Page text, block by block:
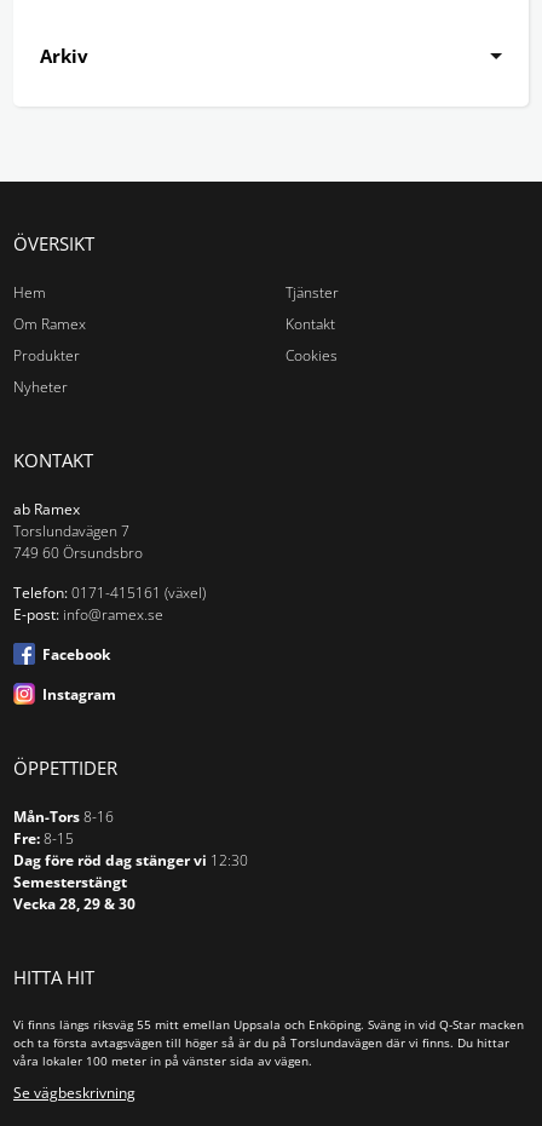
Arkiv
ÖVERSIKT
Hem
Om Ramex
Produkter
Nyheter
Tjänster
Kontakt
Cookies
KONTAKT
ab Ramex
Torslundavägen 7
749 60 Örsundsbro
Telefon: 0171-415161 (växel)
E-post: info@ramex.se
Facebook
Instagram
ÖPPETTIDER
Mån-Tors 8-16
Fre: 8-15
Dag före röd dag stänger vi 12:30
Semesterstängt
Vecka 28, 29 & 30
HITTA HIT
Vi finns längs riksväg 55 mitt emellan Uppsala och Enköping. Sväng in vid Q-Star macken
och ta första avtagsvägen till höger så är du på Torslundavägen där vi finns. Du hittar
våra lokaler 100 meter in på vänster sida av vägen.
Se vägbeskrivning